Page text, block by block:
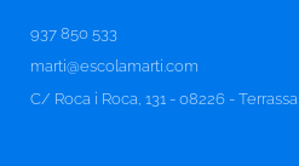
937 850 533
marti@escolamarti.com
C/ Roca i Roca, 131 - 08226 - Terrassa